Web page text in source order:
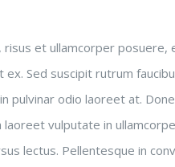
risus et ullamcorper
Sed suscipit rutrum
pulvinar odio laoreet at.
laoreet vulputate in
lectus. Pellentesque in